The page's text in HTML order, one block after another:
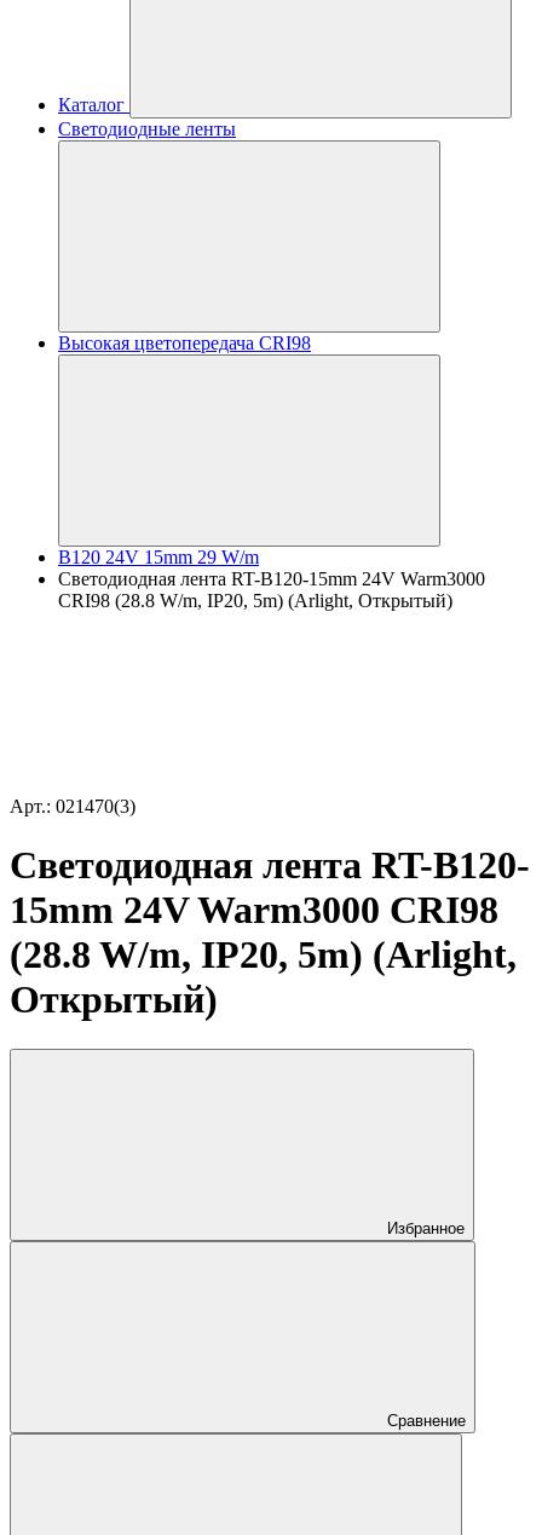
Каталог
Светодиодные ленты
Высокая цветопередача CRI98
B120 24V 15mm 29 W/m
Светодиодная лента RT-B120-15mm 24V Warm3000
CRI98 (28.8 W/m, IP20, 5m) (Arlight, Открытый)
Арт.: 021470(3)
Светодиодная лента RT-B120-
15mm 24V Warm3000 CRI98
(28.8 W/m, IP20, 5m) (Arlight,
Открытый)
Избранное
Сравнение